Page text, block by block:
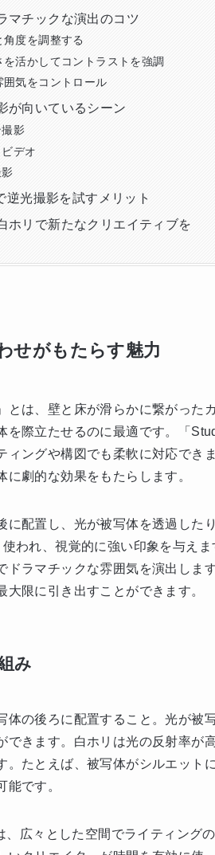
マチックな演出のコツ
度を調整する
活かしてコントラストを強調
気をコントロール
が向いているシーン
影
デオ
光撮影を試すメリット
ホリで新たなクリエイティブを
せがもたらす魅力
とは、壁と床が滑らかに繋がった
を際立たせるのに最適です。「
ィングや構図でも柔軟に対応でき
劇的な効果をもたらします。
に配置し、光が被写体を透過した
われ、視覚的に強い印象を与え
ドラマチックな雰囲気を演出し
限に引き出すことができます。
み
体の後ろに配置すること。光が被
できます。白ホリは光の反射率が
。たとえば、被写体がシルエット
能です。
、広々とした空間でライティング